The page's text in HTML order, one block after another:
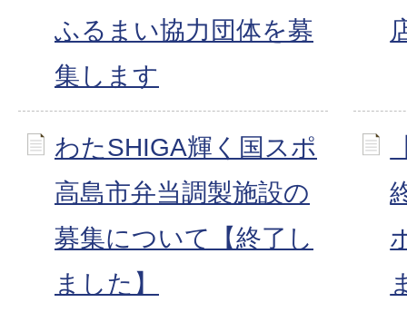
ふるまい協力団体を募
集します
わたSHIGA輝く国スポ
高島市弁当調製施設の
募集について【終了し
ました】